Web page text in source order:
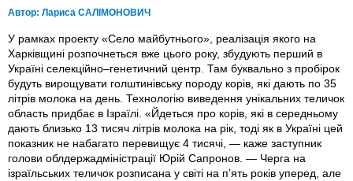
Автор: Лариса САЛІМОНОВИЧ
У рамках проекту «Село майбутнього», реалізація якого на
Харківщині розпочнеться вже цього року, збудують перший в
Україні селекційно–генетичний центр. Там буквально з пробірок
будуть вирощувати голштинівську породу корів, які дають по 35
літрів молока на день. Технологію виведення унікальних теличок
область придбає в Ізраїлі. «Йдеться про корів, які в середньому
дають близько 13 тисяч літрів молока на рік, тоді як в Україні цей
показник не набагато перевищує 4 тисячі, — каже заступник
голови облдержадміністрації Юрій Сапронов. — Черга на
ізраїльських теличок розписана у світі на п’ять років уперед, але